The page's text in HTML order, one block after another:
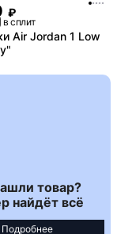
₽
в сплит
Air Jordan 1 Low
товар?
найдёт всё
Подробнее